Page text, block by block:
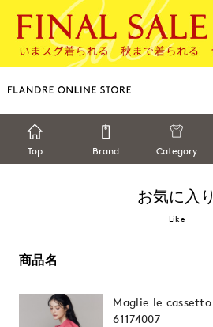
Top Brand Category
お気に入り
Like
商品名
Maglie le cassetto
61174007